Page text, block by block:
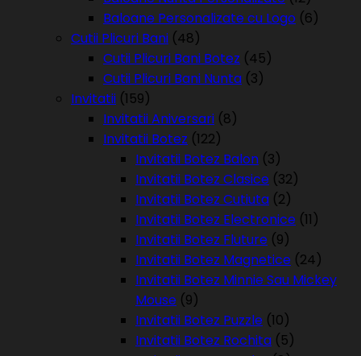
Baloane Personalizate cu Logo (6)
Cutii Plicuri Bani (48)
Cutii Plicuri Bani Botez (45)
Cutii Plicuri Bani Nunta (3)
Invitatii (159)
Invitatii Aniversari (8)
Invitatii Botez (122)
Invitatii Botez Balon (3)
Invitatii Botez Clasice (32)
Invitatii Botez Cutiuta (2)
Invitatii Botez Electronice (11)
Invitatii Botez Fluture (9)
Invitatii Botez Magnetice (24)
Invitatii Botez Minnie Sau Mickey
Mouse (9)
Invitatii Botez Puzzle (10)
Invitatii Botez Rochita (5)